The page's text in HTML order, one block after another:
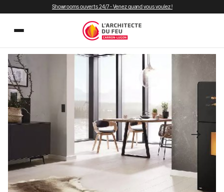
Showrooms ouverts 24/7 - Venez quand vous voulez !